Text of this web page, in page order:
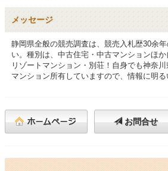
メッセージ
静岡県全般の競売調査は、競売入札歴30余
い。種別は、中古住宅・中古マンションほか
リゾートマンション・別荘！自身でも神奈
マンション所有していますので、情報に明る
お問合せ